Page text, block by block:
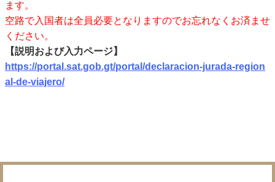
ます。
空路で入国者は全員必要となりますのでお忘れなくお済ませ
ください。
【説明および入力ページ】
https://portal.sat.gob.gt/portal/declaracion-jurada-region
al-de-viajero/